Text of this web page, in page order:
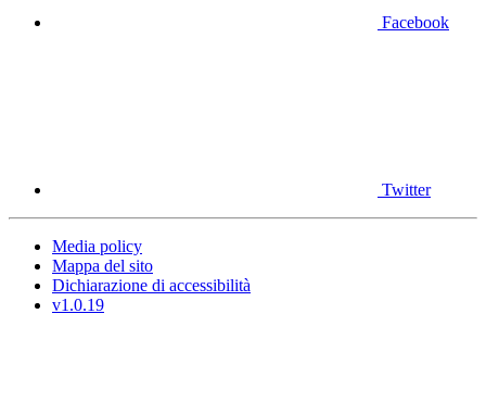
Facebook
Twitter
Media policy
Mappa del sito
Dichiarazione di accessibilità
v1.0.19